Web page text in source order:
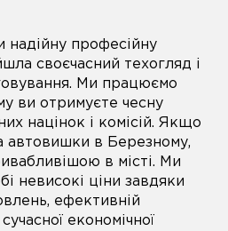
надійну професійну
своєчасний техогляд і
Ми працюємо
ви отримуєте чесну
націнок і комісій. Якщо
автовишки в Березному,
в місті. Ми
невисокі ціни завдяки
ефективній
економічної